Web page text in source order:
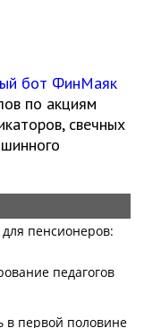
бот ФинМаяк
по акциям
свечных